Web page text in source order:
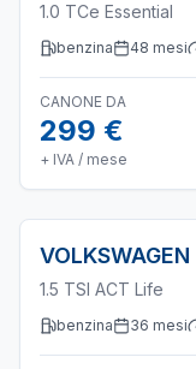
1.0 TCe Essential
benzina 48 mesi
CANONE DA
299 €
+ IVA / mese
VOLKSWAGEN
1.5 TSI ACT Life
benzina 36 mesi